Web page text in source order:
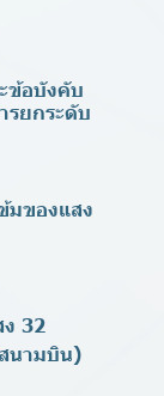
ข้อบังคับ
รยกระดับ
มของแสง
32
นามบิน)